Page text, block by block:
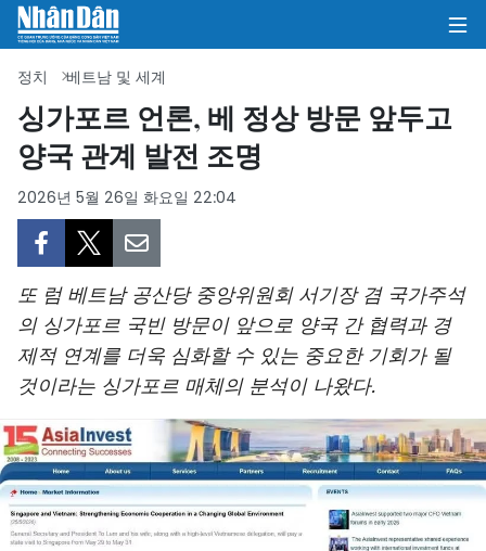
집
정치
비즈니스
사회
문화
스포츠
정치 베트남 및 세계
싱가포르 언론, 베 정상 방문 앞두고
양국 관계 발전 조명
2026년 5월 26일 화요일 22:04
또 럼 베트남 공산당 중앙위원회 서기장 겸 국가주석
의 싱가포르 국빈 방문이 앞으로 양국 간 협력과 경
제적 연계를 더욱 심화할 수 있는 중요한 기회가 될
것이라는 싱가포르 매체의 분석이 나왔다.